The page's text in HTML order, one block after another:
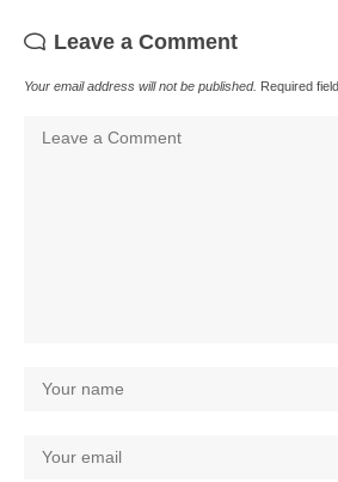
Leave a Comment
Your email address will not be published. Required